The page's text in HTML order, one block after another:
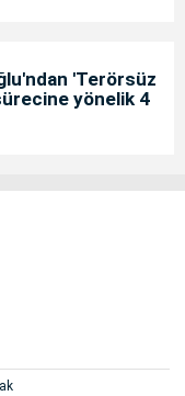
'Terörsüz
yönelik 4